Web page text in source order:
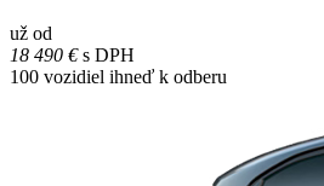
už od
18 490 €s DPH
100 vozidiel ihneď k odberu